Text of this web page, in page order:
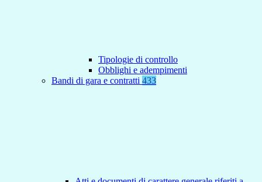
Tipologie di controllo
Obblighi e adempimenti
Bandi di gara e contratti 433